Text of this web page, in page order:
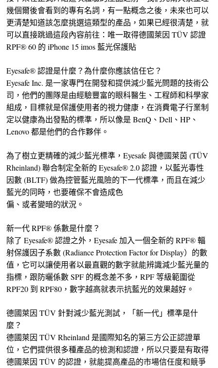
幾個爾後會看到的專有名詞，有一點概念之後，未來也可以
更清楚知道該怎麼挑選這類型的產品，如果已經很清楚，就
可以直接跳過這段內容前往：唯一取得德國萊因 TÜV 認證
RPF® 60 的 iPhone 15 imos 藍光保護貼
Eyesafe® 認證是什麼？為什麼你應該信任它？
Eyesafe Inc. 是一家專門在開發和提供減少藍光問題的技術公
司，他們的團隊是由經驗豐富的眼科醫生、工程師和科學家
組成，目標就是保護使用者的視力健康，在消費電子行業制
定以健康為出發點的標準，所以像是 BenQ、Dell、HP、
Lenovo 都是他們的合作夥伴。
為了樹立更精確的減少藍光標準，Eyesafe 與德國萊茵 (TÜV
Rheinland) 聯合制定全新的 Eyesafe® 2.0 認證，以藍光毒性
因數 (BLTF) 做為控管藍光風險的下一代標準，而且在減少
藍光的同時，也要確保不會造成色
偏、或者變暗的狀況。
新一代 RPF® 係數是什麼？
除了 Eyesafe® 認證之外，Eyesafe 加入一個全新的 RPF® 輻
射保護因子系數 (Radiance Protection Factor for Display）的數
值，它可以讓使用者以最直觀的數字就能辨識減少藍光量的
指標，跟防曬係數 SPF 的概念差不多，RPF 等級範圍從
RPF20 到 RPF80，數字越高就表示抗藍光的效果越好。
德國萊因 TÜV 針對減少藍光測試，「新一代」標準是什
麼？
德國萊因 TÜV Rheinland 是國際知名的第三方公正認證單
位，它們提供很多種產品的檢測和認證，所以只要是有取得
德國萊因 TÜV 的認證，就能提高產品的市場信任度和競爭